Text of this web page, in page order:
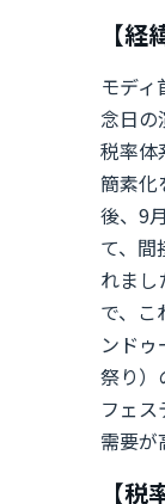
【経
モデ
念日の
税率体
簡素化
後、9
て、間
れまし
で、
ンド
祭り）
フェ
需要が
【税